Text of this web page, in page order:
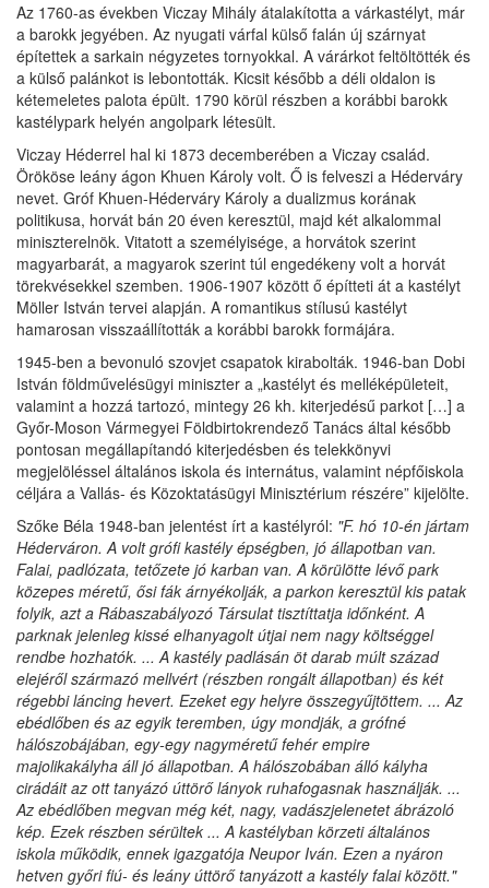
Az 1760-as években Viczay Mihály átalakította a várkastélyt, már
a barokk jegyében. Az nyugati várfal külső falán új szárnyat
építettek a sarkain négyzetes tornyokkal. A várárkot feltöltötték és
a külső palánkot is lebontották. Kicsit később a déli oldalon is
kétemeletes palota épült. 1790 körül részben a korábbi barokk
kastélypark helyén angolpark létesült.
Viczay Héderrel hal ki 1873 decemberében a Viczay család.
Örököse leány ágon Khuen Károly volt. Ő is felveszi a Héderváry
nevet. Gróf Khuen-Héderváry Károly a dualizmus korának
politikusa, horvát bán 20 éven keresztül, majd két alkalommal
miniszterelnök. Vitatott a személyisége, a horvátok szerint
magyarbarát, a magyarok szerint túl engedékeny volt a horvát
törekvésekkel szemben. 1906-1907 között ő építteti át a kastélyt
Möller István tervei alapján. A romantikus stílusú kastélyt
hamarosan visszaállították a korábbi barokk formájára.
1945-ben a bevonuló szovjet csapatok kirabolták. 1946-ban Dobi
István földművelésügyi miniszter a „kastélyt és melléképületeit,
valamint a hozzá tartozó, mintegy 26 kh. kiterjedésű parkot […] a
Győr-Moson Vármegyei Földbirtokrendező Tanács által később
pontosan megállapítandó kiterjedésben és telekkönyvi
megjelöléssel általános iskola és internátus, valamint népfőiskola
céljára a Vallás- és Közoktatásügyi Minisztérium részére” kijelölte.
Szőke Béla 1948-ban jelentést írt a kastélyról: "F. hó 10-én jártam
Héderváron. A volt grófi kastély épségben, jó állapotban van.
Falai, padlózata, tetőzete jó karban van. A körülötte lévő park
közepes méretű, ősi fák árnyékolják, a parkon keresztül kis patak
folyik, azt a Rábaszabályozó Társulat tisztíttatja időnként. A
parknak jelenleg kissé elhanyagolt útjai nem nagy költséggel
rendbe hozhatók. ... A kastély padlásán öt darab múlt század
elejéről származó mellvért (részben rongált állapotban) és két
régebbi láncing hevert. Ezeket egy helyre összegyűjtöttem. ... Az
ebédlőben és az egyik teremben, úgy mondják, a grófné
hálószobájában, egy-egy nagyméretű fehér empire
majolikakályha áll jó állapotban. A hálószobában álló kályha
cirádáit az ott tanyázó úttörő lányok ruhafogasnak használják. ...
Az ebédlőben megvan még két, nagy, vadászjelenetet ábrázoló
kép. Ezek részben sérültek ... A kastélyban körzeti általános
iskola működik, ennek igazgatója Neupor Iván. Ezen a nyáron
hetven győri fiú- és leány úttörő tanyázott a kastély falai között."